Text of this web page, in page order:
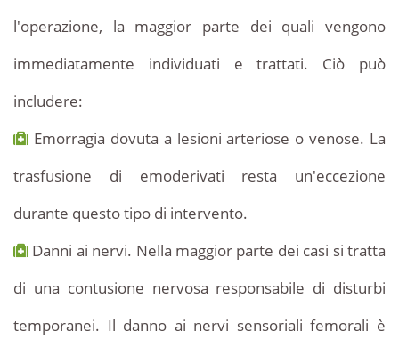
l'operazione, la maggior parte dei quali vengono
immediatamente individuati e trattati. Ciò può
includere:
Emorragia dovuta a lesioni arteriose o venose. La
trasfusione di emoderivati ​​resta un'eccezione
durante questo tipo di intervento.
Danni ai nervi. Nella maggior parte dei casi si tratta
di una contusione nervosa responsabile di disturbi
temporanei. Il danno ai nervi sensoriali femorali è